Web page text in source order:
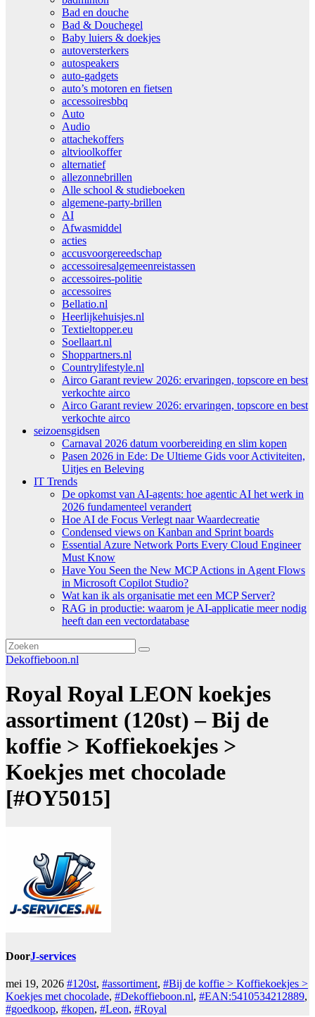
Bad en douche
Bad & Douchegel
Baby luiers & doekjes
autoversterkers
autospeakers
auto-gadgets
auto’s motoren en fietsen
accessoiresbbq
Auto
Audio
attachekoffers
altvioolkoffer
alternatief
allezonnebrillen
Alle school & studieboeken
algemene-party-brillen
AI
Afwasmiddel
acties
accusvoorgereedschap
accessoiresalgemeenreistassen
accessoires-politie
accessoires
Bellatio.nl
Heerlijkehuisjes.nl
Textieltopper.eu
Soellaart.nl
Shoppartners.nl
Countrylifestyle.nl
Airco Garant review 2026: ervaringen, topscore en best
verkochte airco
Airco Garant review 2026: ervaringen, topscore en best
verkochte airco
seizoensgidsen
Carnaval 2026 datum voorbereiding en slim kopen
Pasen 2026 in Ede: De Ultieme Gids voor Activiteiten,
Uitjes en Beleving
IT Trends
De opkomst van AI-agents: hoe agentic AI het werk in
2026 fundamenteel verandert
Hoe AI de Focus Verlegt naar Waardecreatie
Condensed views on Kanban and Sprint boards
Essential Azure Network Ports Every Cloud Engineer
Must Know
Have You Seen the New MCP Actions in Agent Flows
in Microsoft Copilot Studio?
Wat kan ik als organisatie met een MCP Server?
RAG in productie: waarom je AI-applicatie meer nodig
heeft dan een vectordatabase
Dekoffieboon.nl
Royal Royal LEON koekjes
assortiment (120st) – Bij de
koffie > Koffiekoekjes >
Koekjes met chocolade
[#OY5015]
DoorJ-services
mei 19, 2026 #120st, #assortiment, #Bij de koffie > Koffiekoekjes >
Koekjes met chocolade, #Dekoffieboon.nl, #EAN:5410534212889,
#goedkoop, #kopen, #Leon, #Royal